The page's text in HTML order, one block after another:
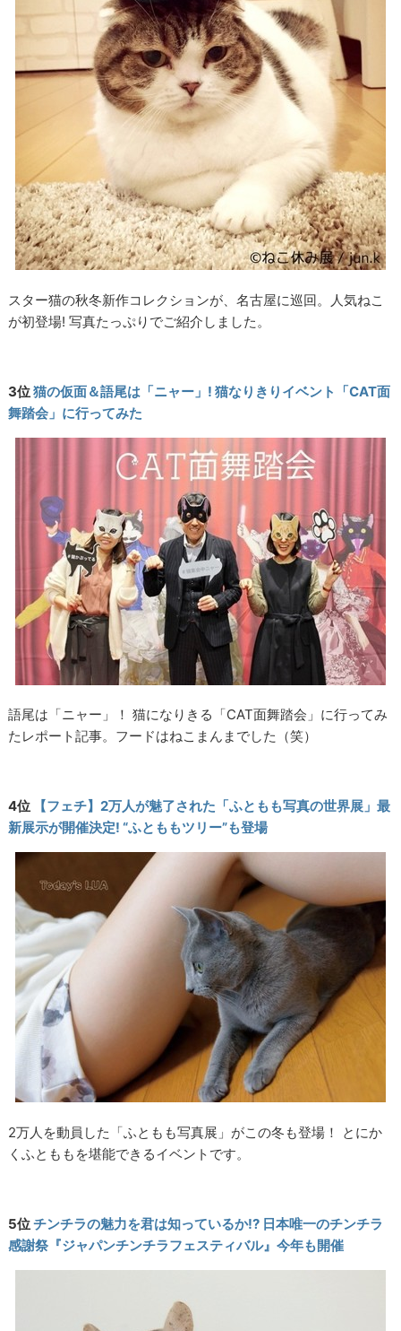
スター猫の秋冬新作コレクションが、名古屋に巡回。人気ねこ
が初登場! 写真たっぷりでご紹介しました。
3位猫の仮面＆語尾は「ニャー」! 猫なりきりイベント「CAT面
舞踏会」に行ってみた
語尾は「ニャー」！ 猫になりきる「CAT面舞踏会」に行ってみ
たレポート記事。フードはねこまんまでした（笑）
4位
【フェチ】2万人が魅了された「ふともも写真の世界展」最
新展示が開催決定! “ふとももツリー”も登場
2万人を動員した「ふともも写真展」がこの冬も登場！ とにか
くふとももを堪能できるイベントです。
5位チンチラの魅力を君は知っているか!? 日本唯一のチンチラ
感謝祭『ジャパンチンチラフェスティバル』今年も開催